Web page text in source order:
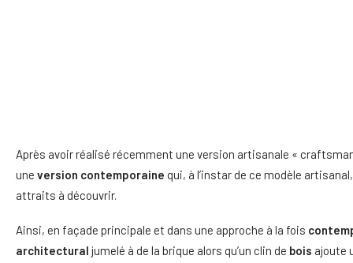
Après avoir réalisé récemment une version artisanale «
une version contemporaine qui, à l’instar de ce modèle
attraits à découvrir.
Ainsi, en façade principale et dans une approche à la fois
architectural jumelé à de la brique alors qu’un clin de bois ajoute